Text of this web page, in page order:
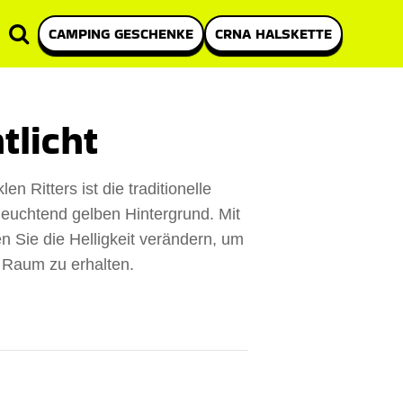
CAMPING GESCHENKE CRNA HALSKETTE
Ritters ist die traditionelle
gelben Hintergrund. Mit
Sie die Helligkeit verändern, um
zu erhalten.